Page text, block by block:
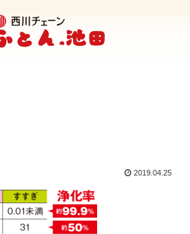
2019.04.25